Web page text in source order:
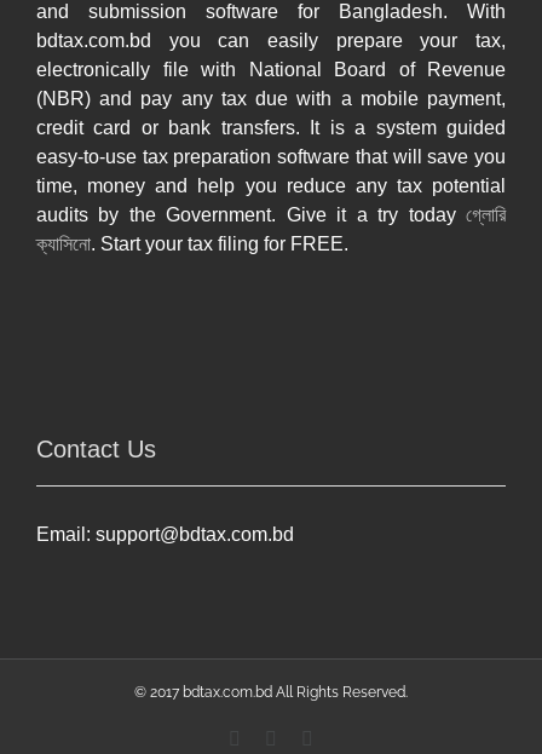
and submission software for Bangladesh. With
bdtax.com.bd you can easily prepare your tax,
electronically file with National Board of Revenue
(NBR) and pay any tax due with a mobile payment,
credit card or bank transfers. It is a system guided
easy-to-use tax preparation software that will save you
time, money and help you reduce any tax potential
audits by the Government. Give it a try today গ্লোরি
ক্যাসিনো. Start your tax filing for FREE.
Contact Us
Email: support@bdtax.com.bd
© 2017 bdtax.com.bd All Rights Reserved.